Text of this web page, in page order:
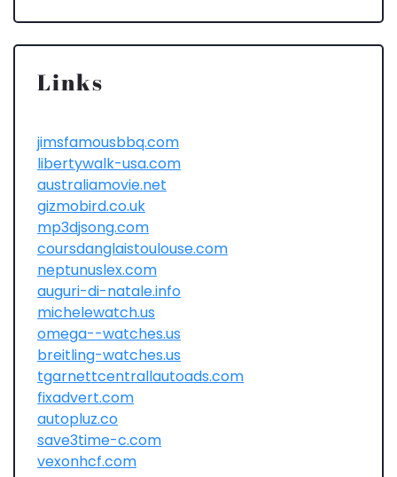
Links
jimsfamousbbq.com
libertywalk-usa.com
australiamovie.net
gizmobird.co.uk
mp3djsong.com
coursdanglaistoulouse.com
neptunuslex.com
auguri-di-natale.info
michelewatch.us
omega--watches.us
breitling-watches.us
tgarnettcentrallautoads.com
fixadvert.com
autopluz.co
save3time-c.com
vexonhcf.com